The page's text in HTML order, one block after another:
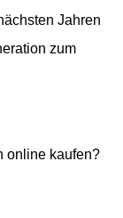
Jahren
zum
online kaufen?